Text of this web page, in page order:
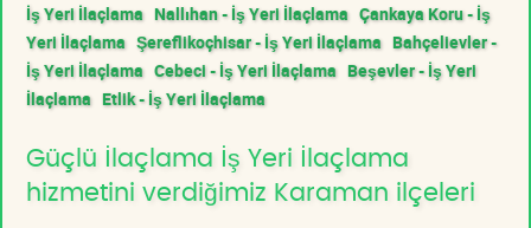
İş Yeri İlaçlama Nallıhan - İş Yeri İlaçlama Çankaya Koru - İş
Yeri İlaçlama Şereflikoçhisar - İş Yeri İlaçlama Bahçelievler -
İş Yeri İlaçlama Cebeci - İş Yeri İlaçlama Beşevler - İş Yeri
İlaçlama Etlik - İş Yeri İlaçlama
Güçlü İlaçlama İş Yeri İlaçlama
hizmetini verdiğimiz Karaman ilçeleri